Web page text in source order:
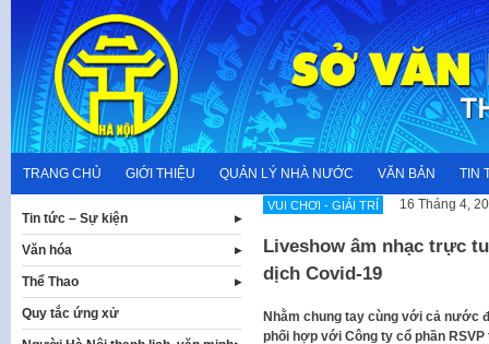
content
TRANG CHỦ GIỚI THIỆU QUẢN LÝ NHÀ NƯỚC VĂN BẢN TIN
VUI CHƠI - GIẢI TRÍ 16 Tháng 4,
Liveshow âm nhạc trực
dịch Covid-19
Nhằm chung tay cùng với cả nước
phối hợp với Công ty cổ phần
Tin tức – Sự kiện
Văn hóa
Thể Thao
Quy tắc ứng xử